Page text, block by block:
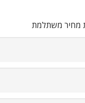
מחיר משתלמת